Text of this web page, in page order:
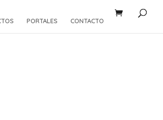
PORTALES CONTACTO